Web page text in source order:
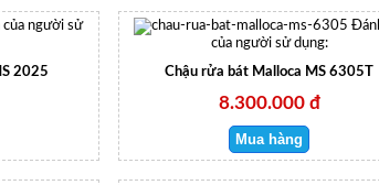
của người sử
2025
của người sử dụng:
Chậu rửa bát Malloca MS 6305T
8.300.000 đ